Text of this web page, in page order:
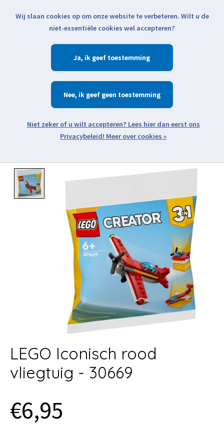
Klik voor actuele verzendinformatie...
Verlanglijst
Zoeken
Open webshop menu
Product image slideshow Items
LEGO Iconisch rood
vliegtuig - 30669
€6,95
Wij slaan cookies op om onze website te verbeteren. Wilt u de
niet-essentiële cookies wel accepteren?
Ja
Nee
Meer over cookies »